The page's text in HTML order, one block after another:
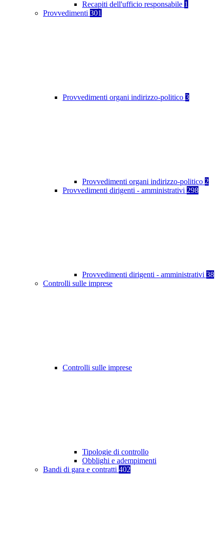
Recapiti dell'ufficio responsabile 1
Provvedimenti 301
Provvedimenti organi indirizzo-politico 3
Provvedimenti organi indirizzo-politico 2
Provvedimenti dirigenti - amministrativi 298
Provvedimenti dirigenti - amministrativi 38
Controlli sulle imprese
Controlli sulle imprese
Tipologie di controllo
Obblighi e adempimenti
Bandi di gara e contratti 402